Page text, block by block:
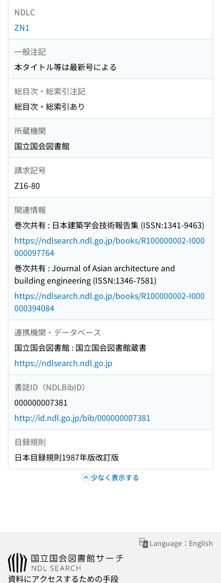
NDLC
ZN1
一般注記
本タイトル等は最新号による
総目次・総索引注記
総目次・総索引あり
所蔵機関
国立国会図書館
請求記号
Z16-80
関連情報
巻次共有 : 日本建築学会技術報告集 (ISSN:1341-9463)
https://ndlsearch.ndl.go.jp/books/R100000002-I000
000097764
巻次共有 : Journal of Asian architecture and
building engineering (ISSN:1346-7581)
https://ndlsearch.ndl.go.jp/books/R100000002-I000
000394084
連携機関・データベース
国立国会図書館 : 国立国会図書館蔵書
https://ndlsearch.ndl.go.jp
書誌ID（NDLBibID）
000000007381
http://id.ndl.go.jp/bib/000000007381
目録規則
日本目録規則1987年版改訂版
少なく表示する
Language：English
資料にアクセスするための手段